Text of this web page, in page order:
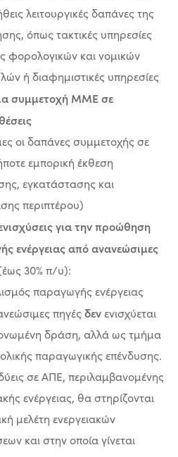
λειτουργικές δαπάνες της
όπως τακτικές υπηρεσίες
φορολογικών και νομικών
ή διαφημιστικές υπηρεσίες
συμμετοχή ΜΜΕ σε
οι δαπάνες συμμετοχής σε
εμπορική έκθεση
εγκατάστασης και
περιπτέρου)
για την προώθηση
ενέργειας από ανανεώσιμες
30% π/υ):
παραγωγής ενέργειας
πηγέςδενενισχύεται
δράση, αλλά ως τμήμα
παραγωγικής επένδυσης.
σε ΑΠΕ, περιλαμβανομένης
ενέργειας, θα στηρίζονται
μελέτη ενεργειακών
και στην οποία γίνεται